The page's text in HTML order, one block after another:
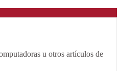
u otros artículos de